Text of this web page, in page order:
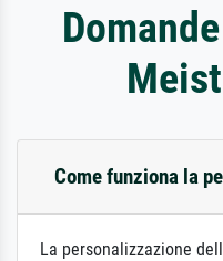
Come funziona la
La personalizzazione